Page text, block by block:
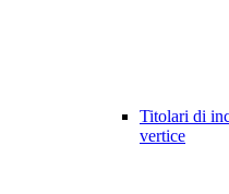
Titolari di
vertice